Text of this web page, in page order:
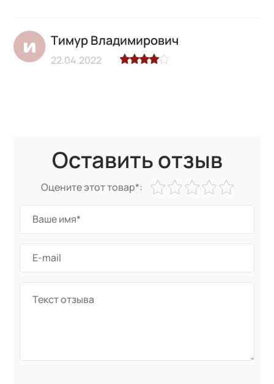
Тимур Владимирович
22.04.2022
Оставить отзыв
Оцените этот товар*: